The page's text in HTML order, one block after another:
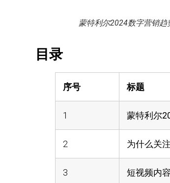
蒙特利尔2024数字营销趋
目录
序号 标题
1 蒙特利尔
2 为什么关
3 短视频内